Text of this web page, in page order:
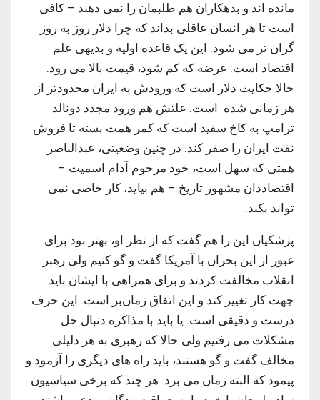
مانده اند و بدهکاران هم طلبمان را نمی دهند – کافی
است تا هر انسان عاقلی بداند که چرا دلار روز به روز
گران تر می شود. این یک قاعده اولیه و بدیهی علم
اقتصاد است: عرضه که کم شود، قیمت بالا می رود.
حالا حکایت دلار است که ورودش به ایران محدودتر از
هر زمانی شده است. علتش هم ورود مجدد دونالد
ترامپ به کاخ سفید است که کمر همت بسته تا فروش
نفت ایران را صفر کند. در چنین وضعیتی، عبدالناصر
همتی که سهل است، خود مرحوم آدام اسمیت –
اقتصاددان مشهور تاریخ – هم بیاید، کار خاصی نمی
تواند بکند.
پزشکیان این را هم گفت که از نظر او، بهتر بود برای
عبور از این بحران با آمریکا گفت و گو کنیم ولی رهبر
انقلاب مخالفت کردند و برای همراهی با ایشان باید
جهت کار تغییر کند و این اتفاق زمان‌بر است. این حرف
درست و دقیقی است. یا باید با مذاکره دنبال حل
مشکلات می رفتیم ولی حالا که رهبری به هر دلیلی
مخالف گفت و گو هستند، باید راه های دیگری را آزمود و
پیمود که البته زمان می برد. هر چند که برخی سیاسیون